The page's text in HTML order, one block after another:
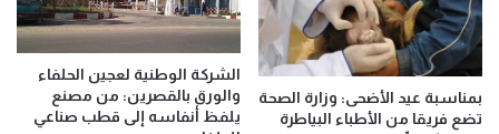
بمناسبة عيد الأضحى: وزارة الصحة
تضع فريقا من الأطباء البياطرة
الشركة الوطنية لعجين الحلفاء
والورق بالقصرين: من مصنع
يلفظ أنفاسه إلى قطب صناعي